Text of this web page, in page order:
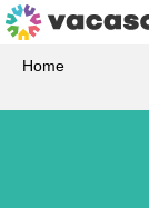
Home